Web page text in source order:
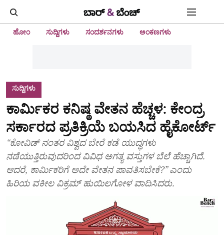
ಹೋಂ ಸುದ್ದಿಗಳು ಸಂದರ್ಶನಗಳು ಅಂಕಣಗಳು
ಸುದ್ದಿಗಳು
ಕಾರ್ಮಿಕರ ಕನಿಷ್ಠ ವೇತನ ಹೆಚ್ಚಳ: ಕೇಂದ್ರ
ಸರ್ಕಾರದ ಪ್ರತಿಕ್ರಿಯೆ ಬಯಸಿದ ಹೈಕೋರ್ಟ್‌
“ಕೋವಿಡ್‌ ನಂತರ ವಿಶ್ವದ ಬೇರೆ ಕಡೆ ಯುದ್ಧಗಳು
ನಡೆಯುತ್ತಿರುವುದರಿಂದ ವಿವಿಧ ಅಗತ್ಯ ವಸ್ತುಗಳ ಬೆಲೆ ಹೆಚ್ಚಾಗಿದೆ.
ಆದರೆ, ಕಾರ್ಮಿಕರಿಗೆ ಅದೇ ವೇತನ ಪಾವತಿಸಬೇಕೆ?” ಎಂದು
ಹಿರಿಯ ವಕೀಲ ವಿಕ್ರಮ್‌ ಹುಯಿಲಗೋಳ ವಾದಿಸಿದರು.